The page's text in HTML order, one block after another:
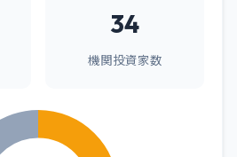
34
機関投資家数